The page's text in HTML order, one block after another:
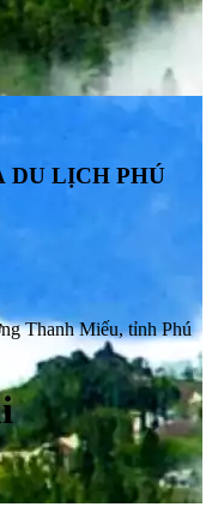
DU LỊCH PHÚ
Thanh Miếu, tỉnh Phú